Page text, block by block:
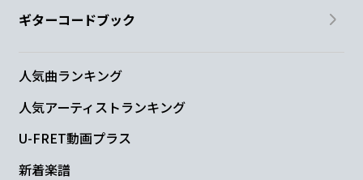
ギターコードブック
人気曲ランキング
人気アーティストランキング
U-FRET動画プラス
新着楽譜